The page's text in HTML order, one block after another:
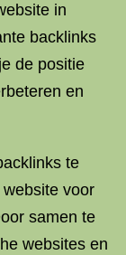
in
backlinks
de positie
en
te
voor
samen te
websites en